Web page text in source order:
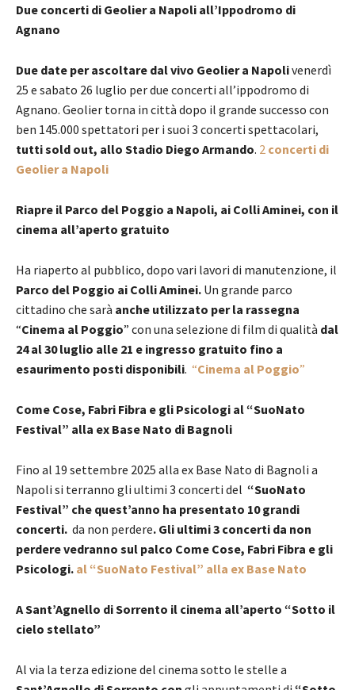
Due concerti di Geolier a Napoli all’Ippodromo di
Agnano
Due date per ascoltare dal vivo Geolier a Napolivenerdì
25 e sabato 26 luglio per due concerti all’ippodromo di
Agnano. Geolier torna in città dopo il grande successo con
ben 145.000 spettatori per i suoi 3 concerti spettacolari,
tutti sold out, allo Stadio Diego Armando. 2 concerti di
Geolier a Napoli
Riapre il Parco del Poggio a Napoli, ai Colli Aminei, con il
cinema all’aperto gratuito
Ha riaperto al pubblico, dopo vari lavori di manutenzione, il
Parco del Poggio ai Colli Aminei. Un grande parco
cittadino che sarà anche utilizzato per la rassegna
“Cinema al Poggio” con una selezione di film di qualità dal
24 al 30 luglio alle 21 e ingresso gratuito fino a
esaurimento posti disponibili. “Cinema al Poggio”
Come Cose, Fabri Fibra e gli Psicologi al “SuoNato
Festival” alla ex Base Nato di Bagnoli
Fino al 19 settembre 2025 alla ex Base Nato di Bagnoli a
Napoli si terranno gli ultimi 3 concerti del “SuoNato
Festival” che quest’anno ha presentato 10 grandi
concerti. da non perdere. Gli ultimi 3 concerti da non
perdere vedranno sul palco Come Cose, Fabri Fibra e gli
Psicologi. al “SuoNato Festival” alla ex Base Nato
A Sant’Agnello di Sorrento il cinema all’aperto “Sotto il
cielo stellato”
Al via la terza edizione del cinema sotto le stelle a